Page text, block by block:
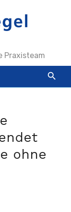
Praxisteam
ohne